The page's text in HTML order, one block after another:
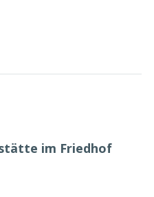
im Friedhof